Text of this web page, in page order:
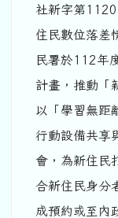
社新字第
住民數位落差
民署於112年
計畫，推動「
以「學習無距
行動設備共享
會，為新住民
合新住民身分
成預約或至內